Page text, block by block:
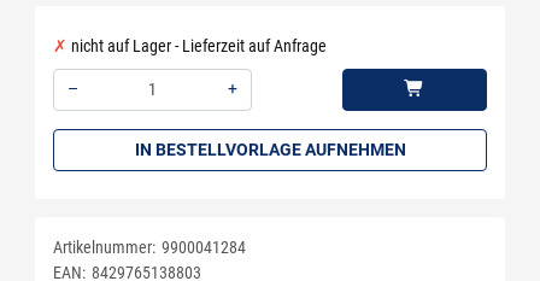
nicht auf Lager - Lieferzeit auf Anfrage
–
+
IN BESTELLVORLAGE AUFNEHMEN
Artikelnummer: 9900041284
EAN: 8429765138803